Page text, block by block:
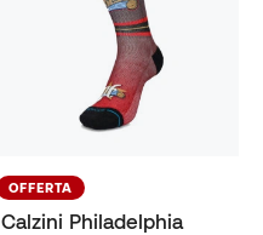
OFFERTA
Calzini Philadelphia